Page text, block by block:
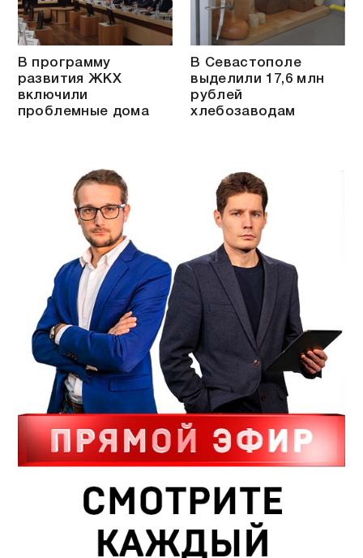
В программу
развития ЖКХ
включили
проблемные дома
В Севастополе
выделили 17,6 млн
рублей
хлебозаводам